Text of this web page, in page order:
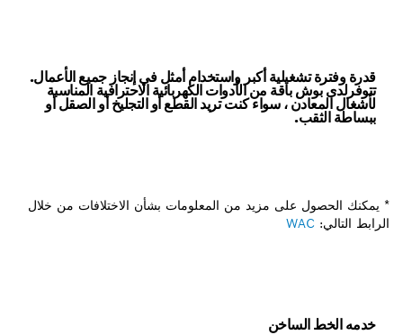
قدرة وفترة تشغيلية أكبر واستخدام أمثل في إنجاز جميع الأعمال.
تتوفرلدى بوش باقة من الأدوات الكهربائية الاحترافية المناسبة
لأشغال المعادن ، سواء كنت تريد القطع أو التجليخ أو الصقل أو
ببساطة الثقب.
* يمكنك الحصول على مزيد من المعلومات بشأن الاختلافات من خلال
الرابط التالي: WAC
خدمه الخط الساخن